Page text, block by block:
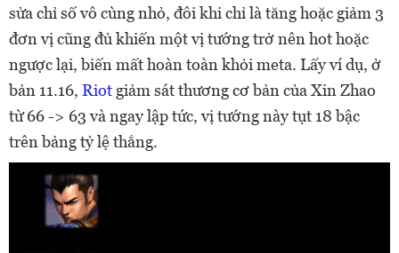
sửa chỉ số vô cùng nhỏ, đôi khi chỉ là tăng hoặc giảm 3
đơn vị cũng đủ khiến một vị tướng trở nên hot hoặc
ngược lại, biến mất hoàn toàn khỏi meta. Lấy ví dụ, ở
bản 11.16, Riot giảm sát thương cơ bản của Xin Zhao
từ 66 -> 63 và ngay lập tức, vị tướng này tụt 18 bậc
trên bảng tỷ lệ thắng.